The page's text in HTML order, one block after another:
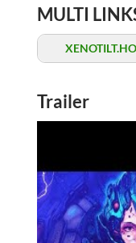
MULTI
Trailer